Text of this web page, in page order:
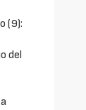
(9):
del